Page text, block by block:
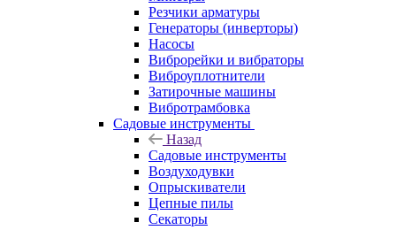
Резчики арматуры
Генераторы (инверторы)
Насосы
Виброрейки и вибраторы
Виброуплотнители
Затирочные машины
Вибротрамбовка
Садовые инструменты
Назад
Садовые инструменты
Воздуходувки
Опрыскиватели
Цепные пилы
Секаторы